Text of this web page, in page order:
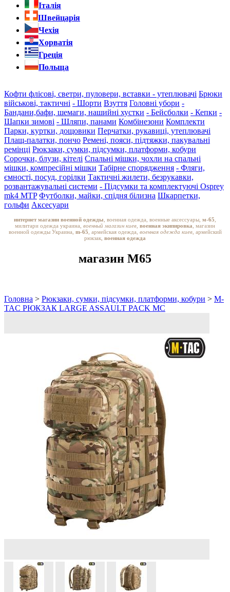
Італія
Швейцарія
Чехія
Хорватія
Греція
Польща
Кофти флісові, светри, пуловери, вставки - утеплювачі Брюки
військові, тактичні - Шорти Взуття Головні убори -
Бандани,бафи, шемаги, нашийні хустки - Бейсболки - Кепки -
Шапки зимові - Шляпи, панами Комбінезони Комплекти
Парки, куртки, дощовики Перчатки, рукавиці, утеплювачі
Плащ-палатки, пончо Ремені, пояси, підтяжки, пакувальні
ремінці Рюкзаки, сумки, підсумки, платформи, кобури
Сорочки, блузи, кітелі Спальні мішки, чохли на спальні
мішки, компресійні мішки Табірне спорядження - Фляги,
ємності, посуд, горілки Тактичні жилети, безрукавки,
розвантажувальні системи - Підсумки та комплектуючі Osprey
mk4 MTP Футболки, майки, спідня білизна Шкарпетки,
гольфи Аксесуари
интернет магазин военной одежды , военная одежда, военные аксессуары, м-65
милитари одежда украина, военный магазин киев, военная экипировка , магазин
военной одежды Украина, m-65 , армейская одежда, военная одежда киев, армейский
рюкзак, военная одежда
магазин M65
Головна > Рюкзаки, сумки, підсумки, платформи, кобури > M-
TAC РЮКЗАК LARGE ASSAULT PACK MC